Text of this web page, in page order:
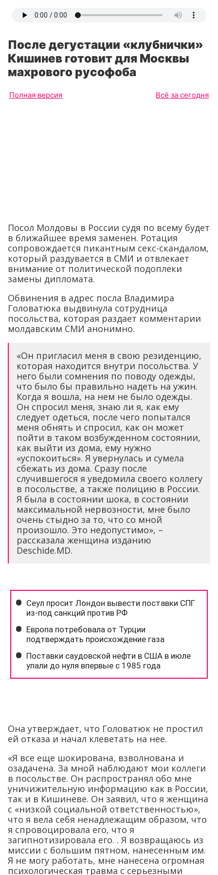
После дегустации «клубнички»
Кишинев готовит для Москвы
махрового русофоба
Полная версия Всё за сегодня
Посол Молдовы в России судя по всему будет
в ближайшее время заменен. Ротация
сопровождается пикантным секс-скандалом,
который раздувается в СМИ и отвлекает
внимание от политической подоплеки
замены дипломата.
Обвинения в адрес посла Владимира
Головатюка выдвинула сотрудница
посольства, которая раздает комментарии
молдавским СМИ анонимно.
«Он пригласил меня в свою резиденцию,
которая находится внутри посольства. У
него были сомнения по поводу одежды,
что было бы правильно надеть на ужин.
Когда я вошла, на нем не было одежды.
Он спросил меня, знаю ли я, как ему
следует одеться, после чего попытался
меня обнять и спросил, как он может
пойти в таком возбужденном состоянии,
как выйти из дома, ему нужно
«успокоиться». Я увернулась и сумела
сбежать из дома. Сразу после
случившегося я уведомила своего коллегу
в посольстве, а также полицию в России.
Я была в состоянии шока, в состоянии
максимальной нервозности, мне было
очень стыдно за то, что со мной
произошло. Это недопустимо», –
рассказала женщина изданию
Deschide.MD.
Она утверждает, что Головатюк не простил
ей отказа и начал клеветать на нее.
«Я все еще шокирована, взволнована и
озадачена. За мной наблюдают мои коллеги
в посольстве. Он распространял обо мне
уничижительную информацию как в России,
так и в Кишиневе. Он заявил, что я женщина
с «низкой социальной ответственностью»,
что я вела себя ненадлежащим образом, что
я спровоцировала его, что я
загипнотизировала его. . Я возвращаюсь из
миссии с большим пятном, нанесенным им.
Я не могу работать, мне нанесена огромная
психологическая травма с серьезными